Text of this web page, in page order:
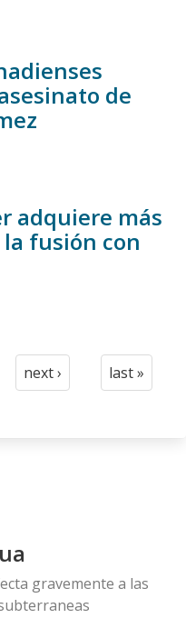
de
adquiere más
fusión con
Next
next ›
Last
last »
gravemente a las